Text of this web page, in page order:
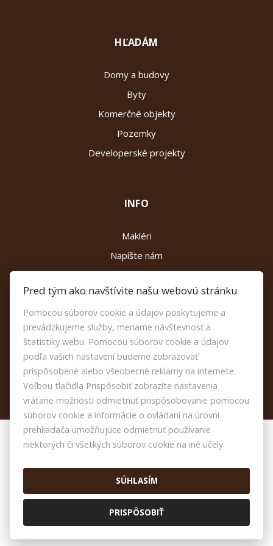
HĽADÁM
Domy a budovy
Byty
Komerčné objekty
Pozemky
Developerské projekty
INFO
Makléri
Napíšte nám
Kontakt
Reklamačný poriadok
Etický kódex
Nastavenie cookies
© 2026 -JOYEL s.r.o.
Námestie Detí 2369/4, Galanta 924 01, Tel.: , E-mail:
info@joyelreality.sk
Prepnúť na verziu pre počítače
Pred tým ako navštívite našu webovú stránku
Pomocou súborov cookie a údajov poskytujeme a
prevádzkujeme služby, meriame návštevnosť a
štatistiky webu. Pomocou súborov cookie a údajov
podľa vašich nastavení budeme zobrazovať
prispôsobené alebo všeobecné reklamy na internete.
Voľbou tlačidla Prispôsobiť zobrazíte nastavenia
vrátane možnosti odmietnuť prispôsobovanie pomocou
súborov cookie a informácie o ovládaní na úrovni
prehliadača umožňujúce odmietnuť používanie
niektorých či všetkých súborov cookie na iné účely.
SÚHLASÍM
PRISPÔSOBIŤ